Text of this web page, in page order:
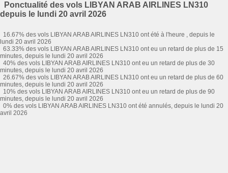
Ponctualité des vols LIBYAN ARAB AIRLINES LN310
depuis le lundi 20 avril 2026
16.67% des vols LIBYAN ARAB AIRLINES LN310 ont été à l'heure , depuis le
lundi 20 avril 2026
63.33% des vols LIBYAN ARAB AIRLINES LN310 ont eu un retard de plus de 15
minutes, depuis le lundi 20 avril 2026
40% des vols LIBYAN ARAB AIRLINES LN310 ont eu un retard de plus de 30
minutes, depuis le lundi 20 avril 2026
26.67% des vols LIBYAN ARAB AIRLINES LN310 ont eu un retard de plus de 60
minutes, depuis le lundi 20 avril 2026
10% des vols LIBYAN ARAB AIRLINES LN310 ont eu un retard de plus de 90
minutes, depuis le lundi 20 avril 2026
0% des vols LIBYAN ARAB AIRLINES LN310 ont été annulés, depuis le lundi 20
avril 2026